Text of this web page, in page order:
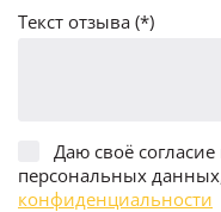
Текст отзыва (*)
Даю своё
персональных
конфиденциальности